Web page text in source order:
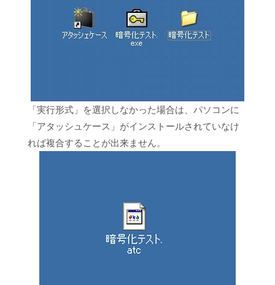
「実行形式」を選択しなかった場合は、パソコンに
「アタッシュケース」がインストールされていなけ
れば複合することが出来ません。